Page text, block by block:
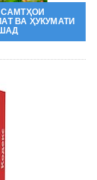
ВА ҲУКУМАТИ